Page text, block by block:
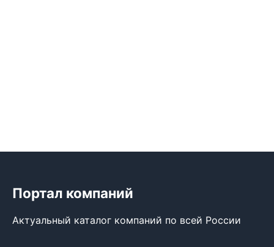
Портал компаний
Актуальный каталог компаний по всей России